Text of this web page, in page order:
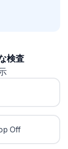
検査
Off